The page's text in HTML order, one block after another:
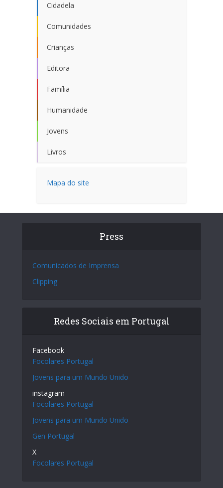
Cidadela
Comunidades
Crianças
Editora
Família
Humanidade
Jovens
Livros
Mapa do site
Press
Comunicados de Imprensa
Clipping
Redes Sociais em Portugal
Facebook
Focolares Portugal
Jovens para um Mundo Unido
instagram
Focolares Portugal
Jovens para um Mundo Unido
Gen Portugal
X
Focolares Portugal